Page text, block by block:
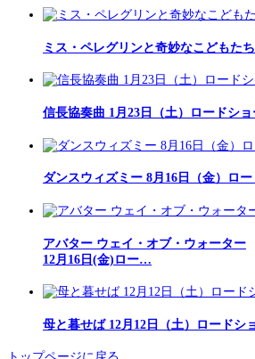
ミス・ペレグリンと奇妙なこどもた
信長協奏曲 1月23日（土）ロードシ
ダンスウィズミー 8月16日（金）ロ
アバター ウェイ・オブ・ウォーター
12月16日(金)ロー…
母と暮せば 12月12日（土）ロード